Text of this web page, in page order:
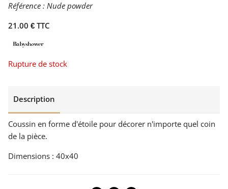
Référence : Nude powder
21.00 € TTC
Rupture de stock
Description
Coussin en forme d'étoile pour décorer n'importe quel coin
de la pièce.
Dimensions : 40x40